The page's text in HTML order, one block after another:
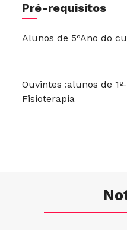
Pré-requisitos
Alunos de 5ºAno do
Ouvintes :alunos de
Fisioterapia